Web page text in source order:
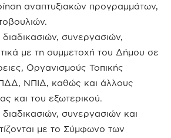
αναπτυξιακών προγραμμάτων,
συνεργασιών,
με τη συμμετοχή του Δήμου σε
Οργανισμούς Τοπικής
ΝΠΙΔ, καθώς και άλλους
και του εξωτερικού.
συνεργασιών και
με το Σύμφωνο των